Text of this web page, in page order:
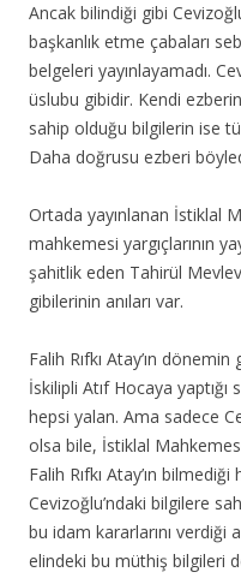
Ancak bilindiği gibi
başkanlık etme çabaları
belgeleri yayınlayamadı.
üslubu gibidir. Kendi
sahip olduğu bilgilerin ise
Daha doğrusu ezberi
Ortada yayınlanan İstiklal
mahkemesi yargıçlarının
şahitlik eden Tahirül
gibilerinin anıları var.
Falih Rıfkı Atay’ın
İskilipli Atıf Hocaya yaptığı
hepsi yalan. Ama sadece
olsa bile, İstiklal
Falih Rıfkı Atay’ın
Cevizoğlu’ndaki bilgilere
bu idam kararlarını verdiği
elindeki bu müthiş bilgileri